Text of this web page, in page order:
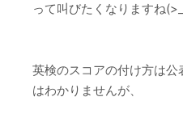
って叫びたくなりますね
英検のスコアの付け方は
はわかりませんが、